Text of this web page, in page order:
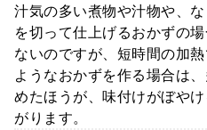
汁気の多い煮物や汁物や、
を切って仕上げるおかずの
ないのですが、短時間の加
ようなおかずを作る場合は
めたほうが、味付けがぼや
がります。